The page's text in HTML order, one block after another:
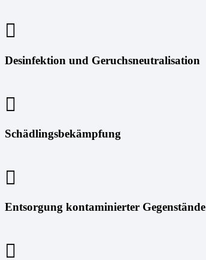
Desinfektion und Geruchsneutralisation
Schädlingsbekämpfung
Entsorgung kontaminierter Gegenstände